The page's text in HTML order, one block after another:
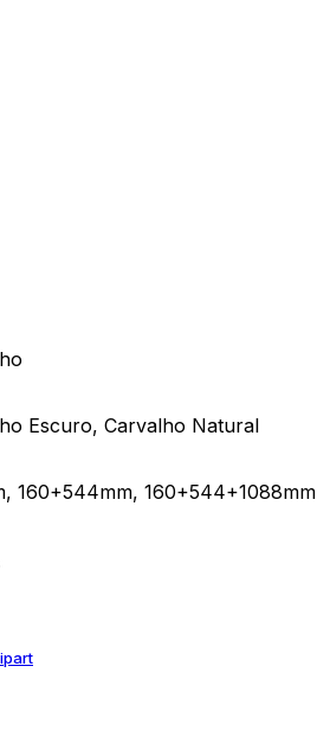
Escuro, Carvalho Natural
160+544mm, 160+544+1088mm